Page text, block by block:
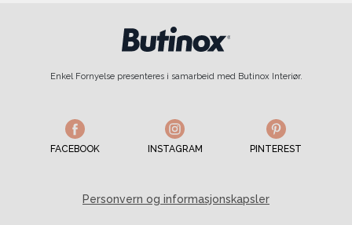
Enkel Fornyelse presenteres i samarbeid med Butinox Interiør.
FACEBOOK INSTAGRAM PINTEREST
Personvern og informasjonskapsler